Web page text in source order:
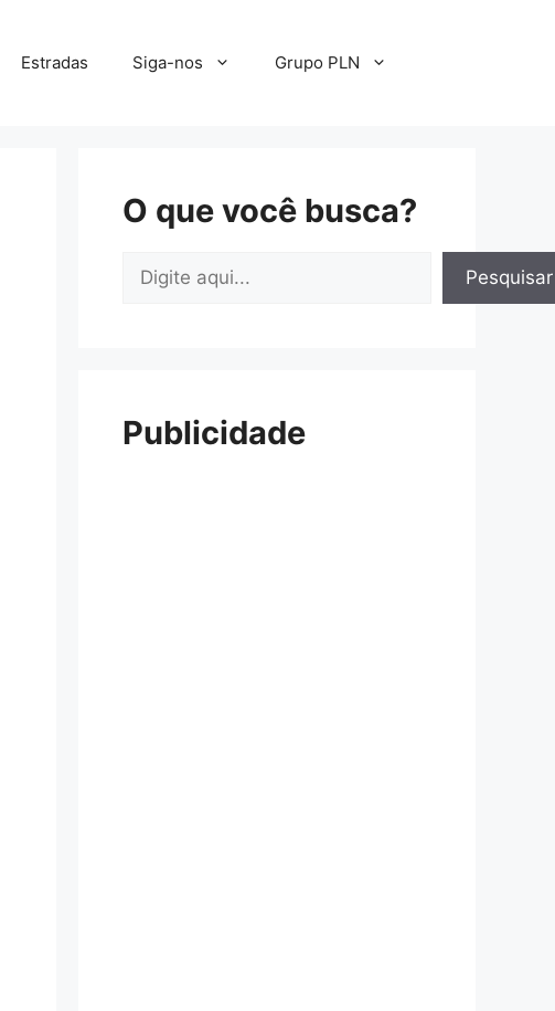
Estradas Siga-nos Grupo PLN
O que você busca?
Pesquisar
Pesquisar
Publicidade